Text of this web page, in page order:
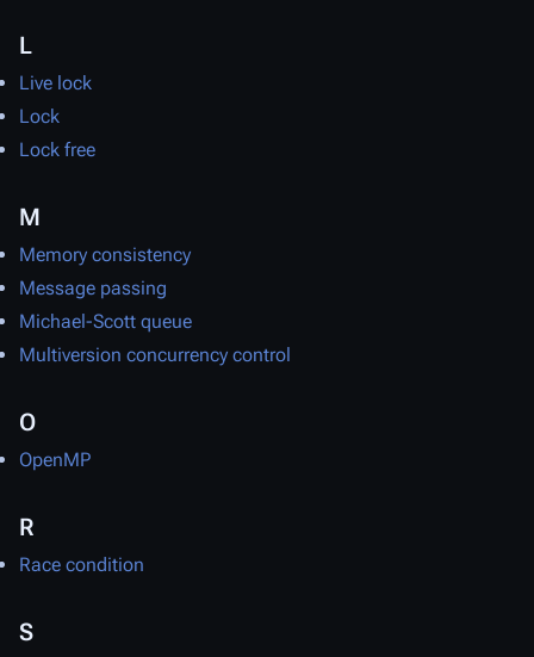
L
Live lock
Lock
Lock free
M
Memory consistency
Message passing
Michael-Scott queue
Multiversion concurrency control
O
OpenMP
R
Race condition
S